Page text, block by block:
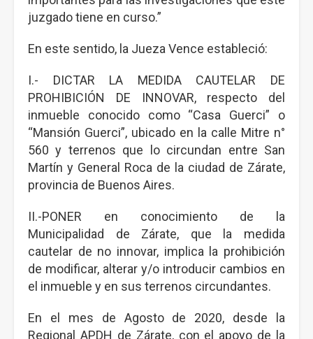
juzgado tiene en curso.”
En este sentido, la Jueza Vence estableció:
I.- DICTAR LA MEDIDA CAUTELAR DE
PROHIBICIÓN DE INNOVAR, respecto del
inmueble conocido como “Casa Guerci” o
“Mansión Guerci”, ubicado en la calle Mitre n°
560 y terrenos que lo circundan entre San
Martín y General Roca de la ciudad de Zárate,
provincia de Buenos Aires.
II.-PONER en conocimiento de la
Municipalidad de Zárate, que la medida
cautelar de no innovar, implica la prohibición
de modificar, alterar y/o introducir cambios en
el inmueble y en sus terrenos circundantes.
En el mes de Agosto de 2020, desde la
Regional APDH de Zárate, con el apoyo de la